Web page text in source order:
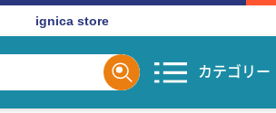
ignica store
カテゴリー